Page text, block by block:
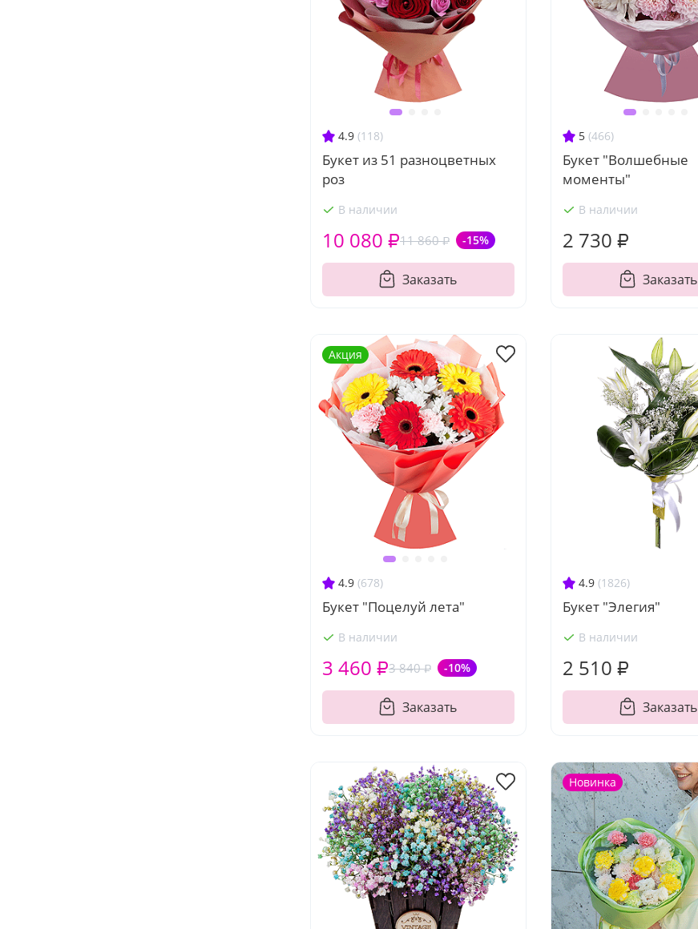
4.9 (118)
Букет из 51 разноцветных
роз
В наличии
11 860 ₽ -15%
10 080 ₽
Заказать
5 (466)
Букет "Волшебные
моменты"
В наличии
2 730 ₽
Заказать
4.9 (678)
Букет "Поцелуй лета"
В наличии
3 840 ₽ -10%
3 460 ₽
Заказать
Акция
4.9 (1826)
Букет "Элегия"
В наличии
2 510 ₽
Заказать
Новинка